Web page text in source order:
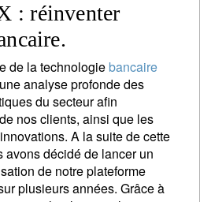
: réinventer
de la technologiebancaire
analyse profonde des
du secteur afin
nos clients, ainsi que les
A la suite de cette
avons décidé de lancer un
de notre plateforme
plusieurs années. Grâce à